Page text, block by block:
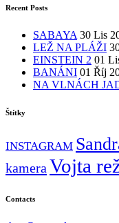
Recent Posts
SABAYA 30 Lis
LEŽ NA PLÁŽI
EINSTEIN 2 01
BANÁNI 01 Říj
NA VLNÁCH
Štítky
INSTAGRAM
kamera Vojta
Contacts